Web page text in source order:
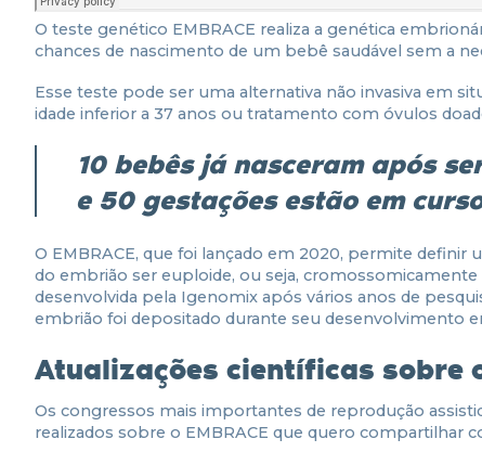
O teste genético EMBRACE realiza a genética
chances de nascimento de um bebê saudável sem a
Esse teste pode ser uma alternativa não invasiva em
idade inferior a 37 anos ou tratamento com óvulos
10 bebês já nasceram após
e 50 gestações estão em
O EMBRACE, que foi lançado em 2020, permite
do embrião ser euploide, ou seja, cromossomicamente
desenvolvida pela Igenomix após vários anos de
embrião foi depositado durante seu desenvolvimento
Atualizações científicas sobre o
Os congressos mais importantes de reprodução
realizados sobre o EMBRACE que quero compartilhar